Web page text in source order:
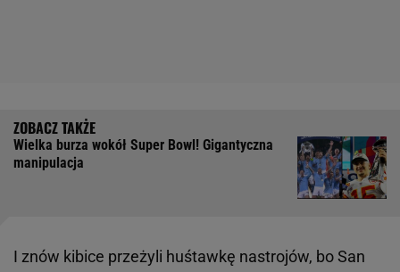
Wielka burza wokół Super Bowl! Gigantyczna
manipulacja
I znów kibice przeżyli huśtawkę nastrojów, bo San